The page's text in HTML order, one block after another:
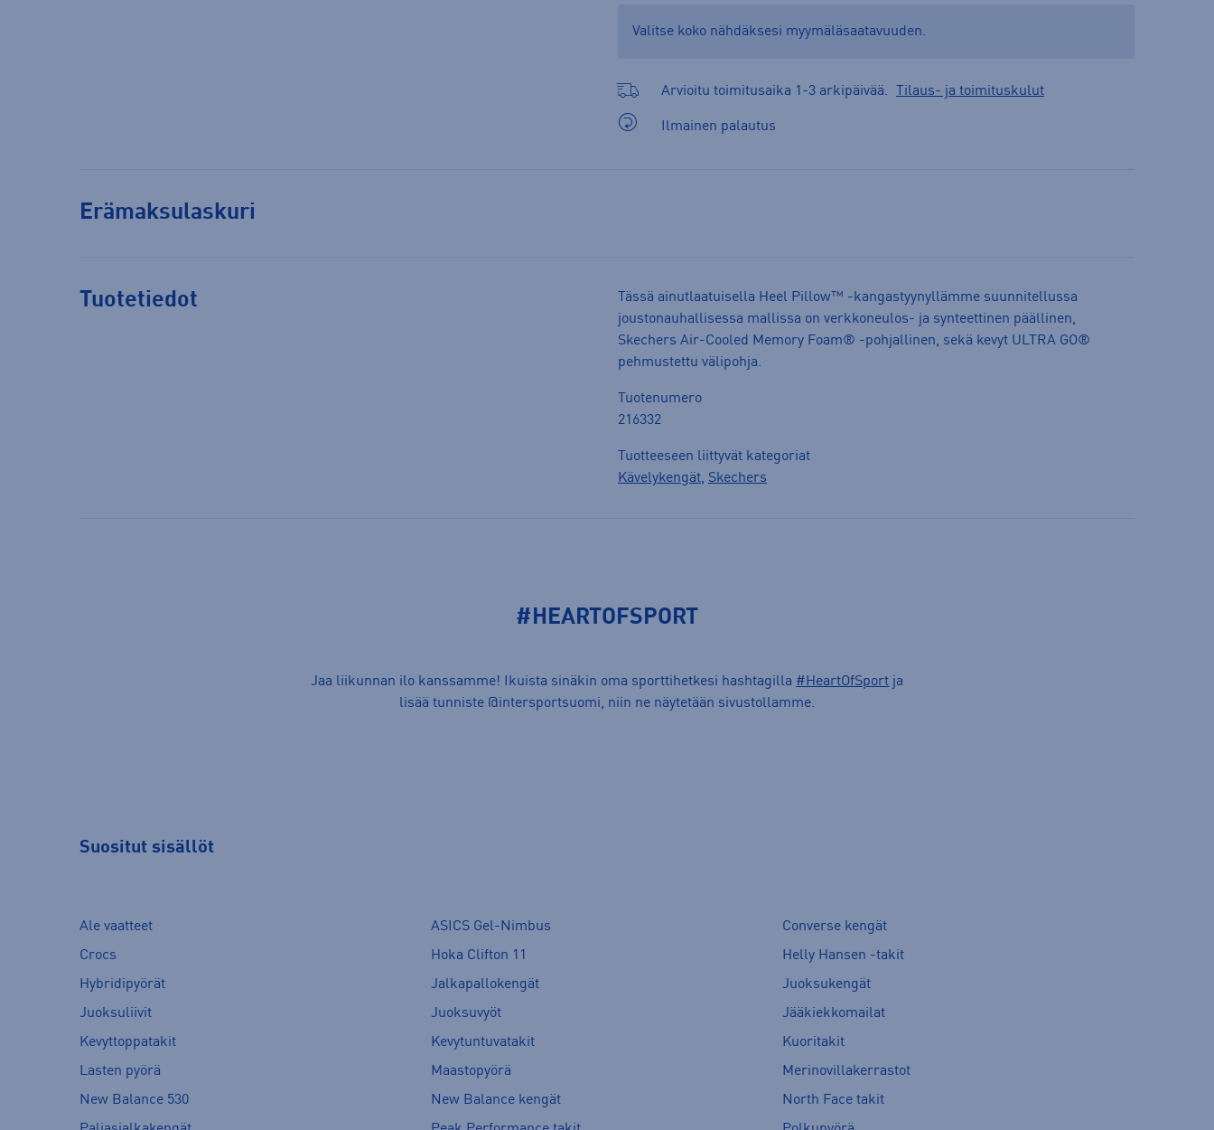
Valitse koko nähdäksesi myymäläsaatavuuden.
Arvioitu toimitusaika 1-3 arkipäivää. Tilaus- ja toimituskulut
Ilmainen palautus
Erämaksulaskuri
Tuotetiedot
Tässä ainutlaatuisella Heel Pillow™ -kangastyynyllämme suunnitellussa
joustonauhallisessa mallissa on verkkoneulos- ja synteettinen päällinen,
Skechers Air-Cooled Memory Foam® -pohjallinen, sekä kevyt ULTRA GO®
pehmustettu välipohja.
Tuotenumero
216332
Tuotteeseen liittyvät kategoriat
Kävelykengät, Skechers
#HEARTOFSPORT
Jaa liikunnan ilo kanssamme! Ikuista sinäkin oma sporttihetkesi hashtagilla #HeartOfSport ja
lisää tunniste @intersportsuomi, niin ne näytetään sivustollamme.
Suositut sisällöt
Ale vaatteet ASICS Gel-Nimbus
Converse kengät
Crocs
Hoka Clifton 11
Helly Hansen -takit
Hybridipyörät
Jalkapallokengät
Juoksukengät
Juoksuliivit
Juoksuvyöt
Jääkiekkomailat
Kevyttoppatakit
Kevytuntuvatakit
Kuoritakit
Lasten pyörä
Maastopyörä
Merinovillakerrastot
New Balance 530
New Balance kengät
North Face takit